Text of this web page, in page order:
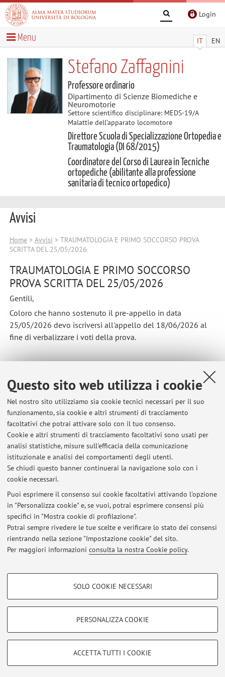
Questo sito web utilizza i cookie
Nel nostro sito utilizziamo sia cookie tecnici necessari per il suo
funzionamento, sia cookie e altri strumenti di tracciamento
facoltativi che potrai attivare solo con il tuo consenso.
Cookie e altri strumenti di tracciamento facoltativi sono usati per
analisi statistiche, misure sull'efficacia della comunicazione
istituzionale e analisi dei comportamenti degli utenti.
Se chiudi questo banner continuerai la navigazione solo con i
cookie necessari.
Puoi esprimere il consenso sui cookie facoltativi attivando l'opzione
in "Personalizza cookie" e, se vuoi, potrai esprimere consensi più
specifici in "Mostra cookie di profilazione".
Potrai sempre rivedere le tue scelte e verificare lo stato dei consensi
rientrando nella sezione "Impostazione cookie" del sito.
Per maggiori informazioni consulta la nostra Cookie policy.
COOKIE DI PROFILAZIONE - FACOLTATIVI
COOKIE TECNICI - NECESSARI
Si tratta di cookie tecnici utilizzati, a titolo esemplificativo, per il corretto
SOLO COOKIE NECESSARI
PERSONALIZZA COOKIE
ACCETTA TUTTI I COOKIE
Login
IT EN
Menu
Stefano Zaffagnini
Professore ordinario
Dipartimento di Scienze Biomediche e
Neuromotorie
Settore scientifico disciplinare: MEDS-19/A
Malattie dell’apparato locomotore
Direttore Scuola di Specializzazione Ortopedia e
Traumatologia (DI 68/2015)
Coordinatore del Corso di Laurea in Tecniche
ortopediche (abilitante alla professione
sanitaria di tecnico ortopedico)
Avvisi
Home> Avvisi > TRAUMATOLOGIA E PRIMO SOCCORSO PROVA
SCRITTA DEL 25/05/2026
TRAUMATOLOGIA E PRIMO SOCCORSO
PROVA SCRITTA DEL 25/05/2026
Gentili,
Coloro che hanno sostenuto il pre-appello in data
25/05/2026 devo iscriversi all'appello del 18/06/2026 al
fine di verbalizzare i voti della prova.
Ultimi avvisi
TRAUMATOLOGIA E PRIMO SOCCORSO PROVA SCRITTA DEL
17/07/2026
Pubblicato il: 22 luglio 2026
TRAUMATOLOGIA E PRIMO SOCCORSO PROVA SCRITTA DEL
25/05/2026
Pubblicato il: 12 giugno 2026
Verbalizzazione Pre-Appello Traumatologia e Primo Soccorso
Pubblicato il: 06 giugno 2025
Area riservata
Accedi tramiteloginper gestire tutti i contenuti del sito.
Zamboni, 33 - 40126 Bologna - Partita IVA: 01131710376